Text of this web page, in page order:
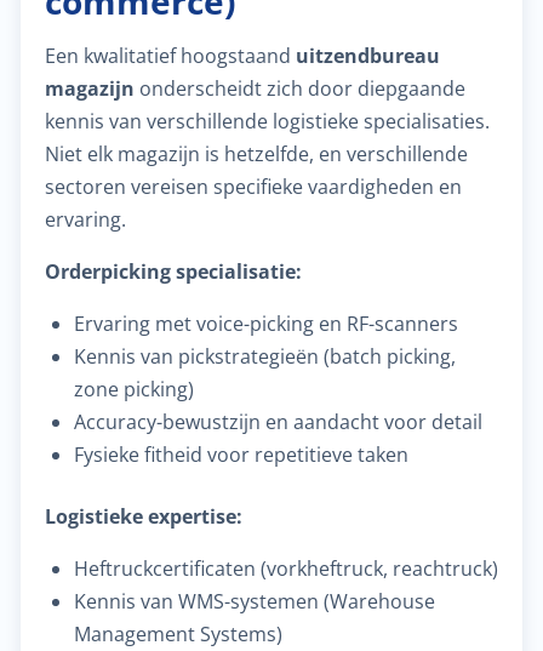
Een kwalitatief hoogstaand uitzendbureau
magazijn onderscheidt zich door diepgaande
kennis van verschillende logistieke specialisaties.
Niet elk magazijn is hetzelfde, en verschillende
sectoren vereisen specifieke vaardigheden en
ervaring.
Orderpicking specialisatie:
Ervaring met voice-picking en RF-scanners
Kennis van pickstrategieën (batch picking,
zone picking)
Accuracy-bewustzijn en aandacht voor detail
Fysieke fitheid voor repetitieve taken
Logistieke expertise:
Heftruckcertificaten (vorkheftruck, reachtruck)
Kennis van WMS-systemen (Warehouse
Management Systems)